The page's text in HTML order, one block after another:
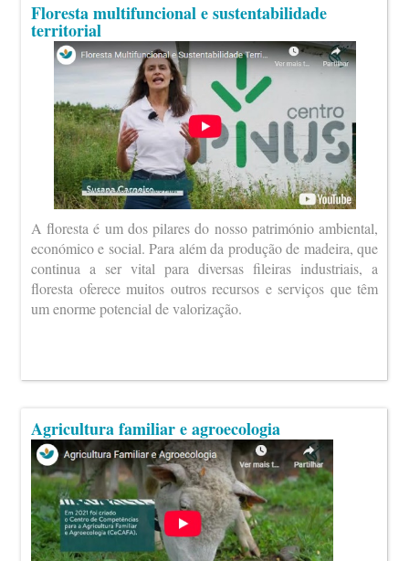
Floresta multifuncional e sustentabilidade
territorial
A floresta é um dos pilares do nosso património ambiental,
económico e social. Para além da produção de madeira, que
continua a ser vital para diversas fileiras industriais, a
floresta oferece muitos outros recursos e serviços que têm
um enorme potencial de valorização.
Agricultura familiar e agroecologia